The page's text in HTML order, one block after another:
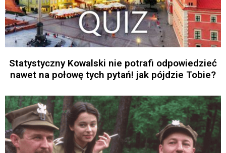
Statystyczny Kowalski nie potrafi odpowiedzieć
nawet na połowę tych pytań! jak pójdzie Tobie?